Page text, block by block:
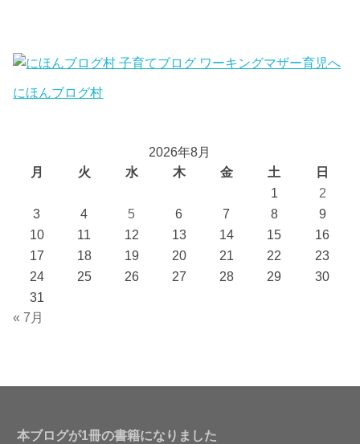
にほんブログ村
2026年8月
月
火 水 木 金 土
日
1
2
3
4 5 6 7 8
9
10
11 12 13 14 15
16
17
18 19 20 21 22
23
24
25 26 27 28 29
30
31
« 7月
本ブログが1冊の書籍になりました